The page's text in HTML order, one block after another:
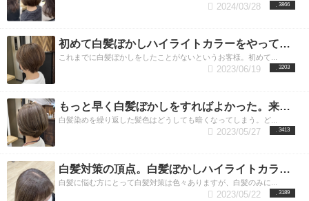
3866
2024/03/28
初めて白髪ぼかしハイライトカラーをやってみたお客様の例
これまでに白髪ぼかしをしたことがないというお客様。初めて...
3203
2023/06/19
もっと早く白髪ぼかしをすればよかった。来店頻度が減る理由
白髪染めを繰り返した髪色はどうしても暗くなってしまう。ど...
3413
2023/05/27
白髪対策の頂点。白髪ぼかしハイライトカラーを続けていった結果
白髪に悩む方にとって白髪対策は色々ありますが、白髪のみに...
3189
2023/05/22